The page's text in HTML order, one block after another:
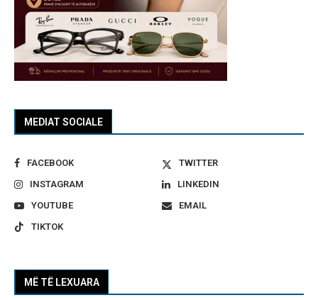
MEDIAT SOCIALE
FACEBOOK
TWITTER
INSTAGRAM
LINKEDIN
YOUTUBE
EMAIL
TIKTOK
MË TË LEXUARA